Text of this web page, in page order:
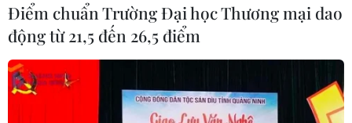
Điểm chuẩn Trường Đại học Thương mại dao
động từ 21,5 đến 26,5 điểm